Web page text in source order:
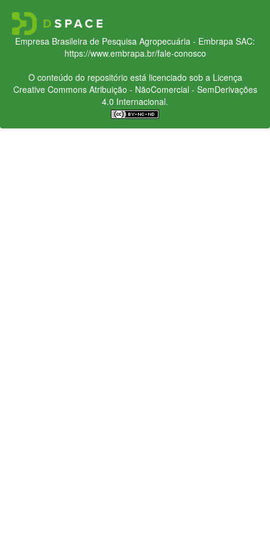
Empresa Brasileira de Pesquisa Agropecuária - Embrapa SAC:
https://www.embrapa.br/fale-conosco
O conteúdo do repositório está licenciado sob a Licença
Creative CommonsAtribuição - NãoComercial - SemDerivações
4.0 Internacional.